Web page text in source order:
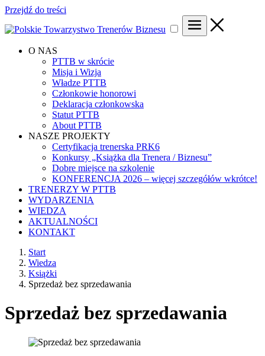
Przejdź do treści
O NAS
PTTB w skrócie
Misja i Wizja
Władze PTTB
Członkowie honorowi
Deklaracja członkowska
Statut PTTB
About PTTB
NASZE PROJEKTY
Certyfikacja trenerska PRK6
Konkursy „Książka dla Trenera / Biznesu”
Dobre miejsce na szkolenie
KONFERENCJA 2026 – więcej szczegółów wkrótce!
TRENERZY W PTTB
WYDARZENIA
WIEDZA
AKTUALNOŚCI
KONTAKT
Start
Wiedza
Książki
Sprzedaż bez sprzedawania
Sprzedaż bez sprzedawania